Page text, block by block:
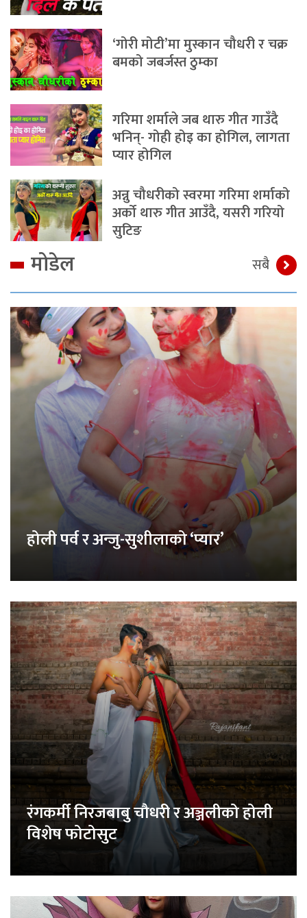
‘गोरी मोटी’मा मुस्कान चौधरी र चक्र
बमको जबर्जस्त ठुम्का
गरिमा शर्माले जब थारु गीत गाउँदै
भनिन्- गोही होइ का होगिल, लागता
प्यार होगिल
अन्नु चौधरीको स्वरमा गरिमा शर्माको
अर्को थारु गीत आउँदै, यसरी गरियो
सुटिङ
मोडेल सबै
होली पर्व र अन्जु-सुशीलाको ‘प्यार’
रंगकर्मी निरजबाबु चौधरी र अञ्जलीको होली
विशेष फोटोसुट